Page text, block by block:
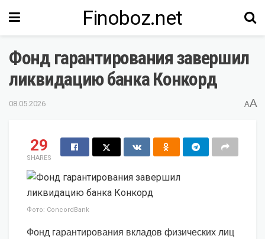
Finoboz.net
Фонд гарантирования завершил
ликвидацию банка Конкорд
08.05.2026 AA
29
SHARES
Фото: ConcordBank
Фонд гарантирования вкладов физических лиц